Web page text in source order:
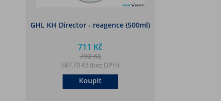
GHL KH Director - reagence (500ml)
711 Kč
790 Kč
587,70 Kč (bez DPH)
Koupit